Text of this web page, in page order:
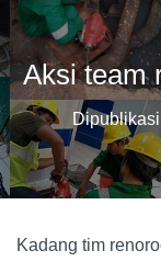
Aksi team
Kadang tim